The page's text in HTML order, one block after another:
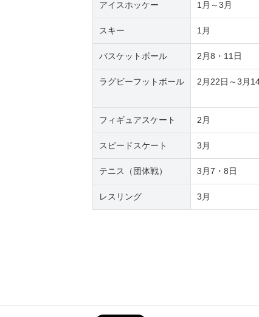
アイスホッケー 1月～3月
スキー 1月
バスケットボール 2月8・11日
ラグビーフットボール 2月22日～3月
フィギュアスケート 2月
スピードスケート 3月
テニス（団体戦） 3月7・8日
レスリング 3月